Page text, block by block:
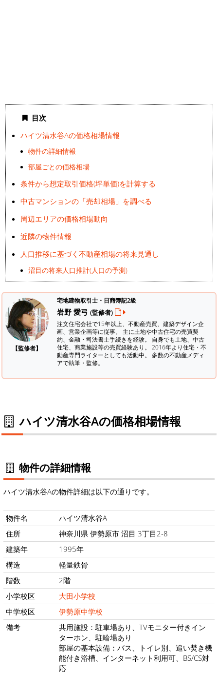
目次
ハイツ清水谷Aの価格相場情報
物件の詳細情報
部屋ごとの価格相場
条件から想定取引価格(坪単価)を計算する
中古マンションの「売却相場」を調べる
周辺エリアの価格相場動向
近隣の物件情報
人口推移に基づく不動産相場の将来見通し
沼目の将来人口推計(人口の予測)
【監修者】
宅地建物取引士・日商簿記2級
岩野 愛弓 (監修者)
注文住宅会社で15年以上、不動産売買、建築デザイン企
画、営業企画等に従事。 主に土地や中古住宅の売買契
約、金融・司法書士手続きを経験。 自身でも土地、中古
住宅、商業施設等の売買経験あり。 2016年より住宅・不
動産専門ライターとしても活動中。 多数の不動産メディ
アで執筆・監修。
ハイツ清水谷Aの価格相場情報
物件の詳細情報
ハイツ清水谷Aの物件詳細は以下の通りです。
物件名
ハイツ清水谷A
住所
神奈川県 伊勢原市 沼目 3丁目2-8
建築年
1995年
構造
軽量鉄骨
階数
2階
小学校区
大田小学校
中学校区
伊勢原中学校
備考
共用施設：駐車場あり、TVモニター付きイン
ターホン、駐輪場あり
部屋の基本設備：バス、トイレ別、追い焚き機
能付き浴槽、インターネット利用可、BS/CS対
応